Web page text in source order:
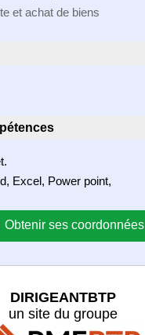
et achat de biens
Excel, Power point,
Obtenir ses coordonnées
DIRIGEANTBTP
un site du groupe